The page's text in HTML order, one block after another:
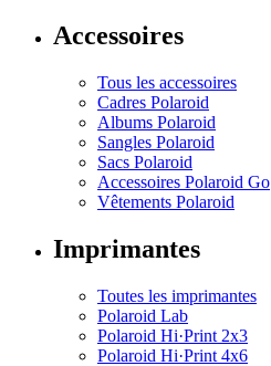
Accessoires
Tous les accessoires
Cadres Polaroid
Albums Polaroid
Sangles Polaroid
Sacs Polaroid
Accessoires Polaroid Go
Vêtements Polaroid
Imprimantes
Toutes les imprimantes
Polaroid Lab
Polaroid Hi·Print 2x3
Polaroid Hi·Print 4x6